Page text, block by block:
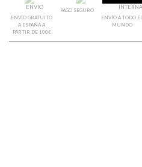
ENVÍO GRATUITO
A ESPAÑA A
PARTIR DE 100€
PAGO SEGURO
ENVÍO A TODO EL
MUNDO